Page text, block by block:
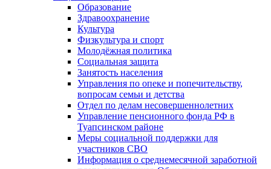
Образование
Здравоохранение
Культура
Физкультура и спорт
Молодёжная политика
Социальная защита
Занятость населения
Управления по опеке и попечительству,
вопросам семьи и детства
Отдел по делам несовершеннолетних
Управление пенсионного фонда РФ в
Туапсинском районе
Меры социальной поддержки для
участников СВО
Информация о среднемесячной заработной